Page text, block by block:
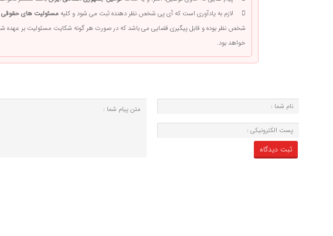
لازم به یادآوری است که آی پی شخص نظر دهنده ثبت می شود و کلیه مسئولیت های حقوقی
شخص نظر بوده و قابل پیگیری قضایی می باشد که در صورت هر گونه شکایت مسئولیت بر عهده
خواهد بود.